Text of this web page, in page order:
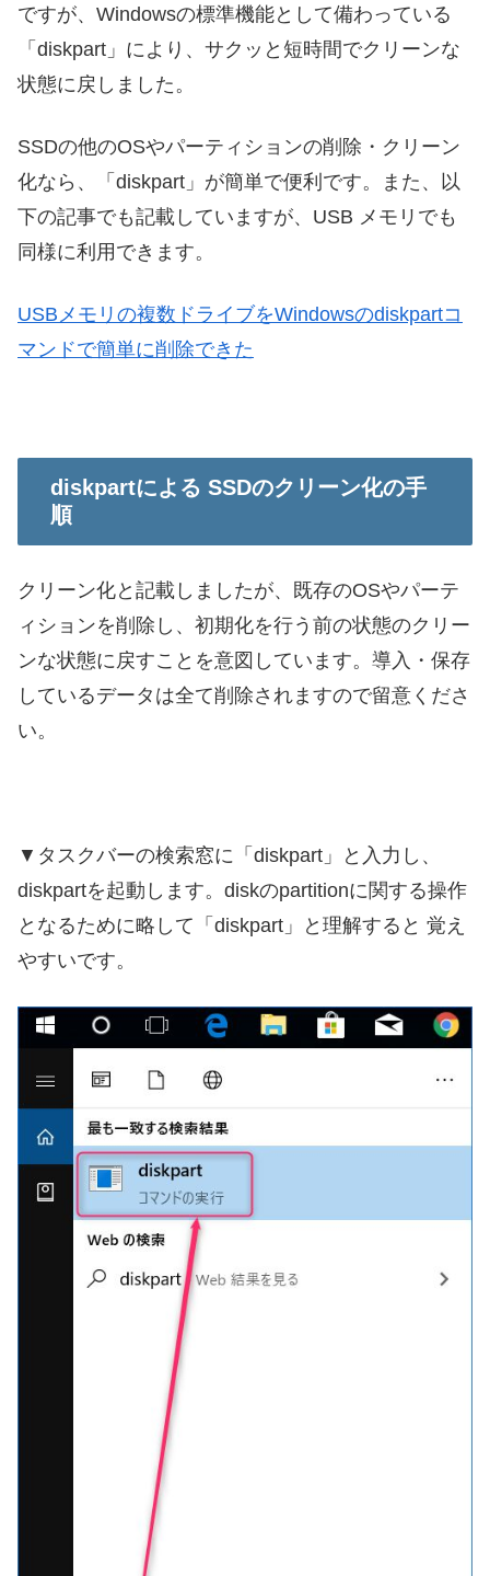
ですが、Windowsの標準機能として備わっている
「diskpart」により、サクッと短時間でクリーンな
状態に戻しました。
SSDの他のOSやパーティションの削除・クリーン
化なら、「diskpart」が簡単で便利です。また、以
下の記事でも記載していますが、USB メモリでも
同様に利用できます。
USBメモリの複数ドライブをWindowsのdiskpartコ
マンドで簡単に削除できた
diskpartによる SSDのクリーン化の手
順
クリーン化と記載しましたが、既存のOSやパーテ
ィションを削除し、初期化を行う前の状態のクリー
ンな状態に戻すことを意図しています。導入・保存
しているデータは全て削除されますので留意くださ
い。
▼タスクバーの検索窓に「diskpart」と入力し、
diskpartを起動します。diskのpartitionに関する操作
となるために略して「diskpart」と理解すると 覚え
やすいです。